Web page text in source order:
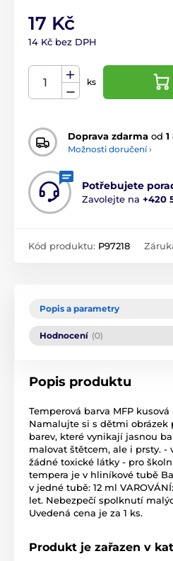
17 Kč
14 Kč bez DPH
ks
Doprava zdarma od
Možnosti doručení ›
Potřebujete
Zavolejte na +420
Kód produktu: P97218
Popis a parametry
Hodnocení (0)
Popis produktu
Temperová barva MFP
Namalujte si s dětmi obrázek
barev, které vynikají jasnou
malovat štětcem, ale i prsty. -
žádné toxické látky - pro
tempera je v hliníkové tubě
v jedné tubě: 12 ml
let. Nebezpečí spolknutí
Uvedená cena je za 1 ks.
Produkt je zařazen v